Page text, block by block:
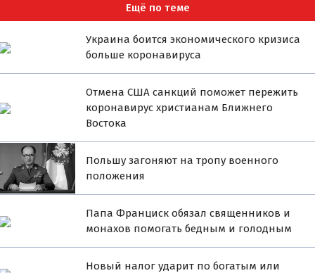
Ещё по теме
Украина боится экономического кризиса
больше коронавируса
Отмена США санкций поможет пережить
коронавирус христианам Ближнего
Востока
Польшу загоняют на тропу военного
положения
Папа Франциск обязал священников и
монахов помогать бедным и голодным
Новый налог ударит по богатым или